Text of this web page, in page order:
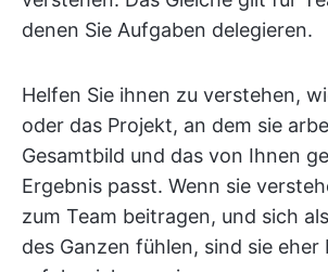
denen Sie Aufgaben delegieren.
Helfen Sie ihnen zu verstehen,
oder das Projekt, an dem sie
Gesamtbild und das von Ihnen
Ergebnis passt. Wenn sie
zum Team beitragen, und sich
des Ganzen fühlen, sind sie eher